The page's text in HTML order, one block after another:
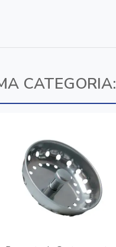
CATEGORIA: